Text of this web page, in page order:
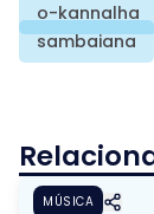
o-kannalha
sambaiana
MÚSICA